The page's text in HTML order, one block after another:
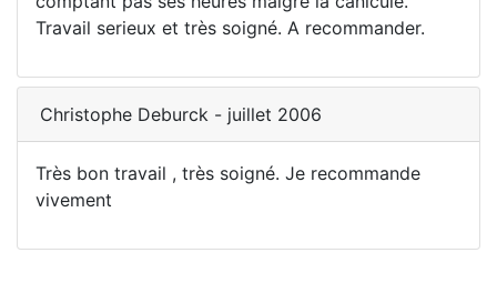
Travail serieux et très soigné. A recommander.
Christophe Deburck - juillet 2006
Très bon travail , très soigné. Je recommande
vivement